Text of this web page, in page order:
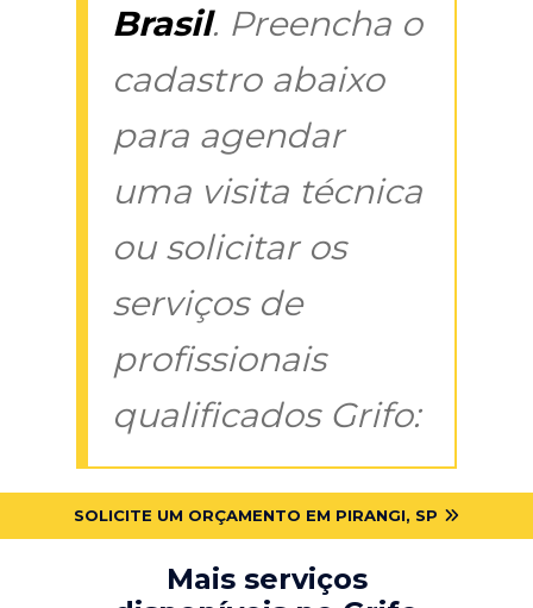
Brasil. Preencha o
cadastro abaixo
para agendar
uma visita técnica
ou solicitar os
serviços de
profissionais
qualificados Grifo:
SOLICITE UM ORÇAMENTO EM PIRANGI, SP
Mais serviços